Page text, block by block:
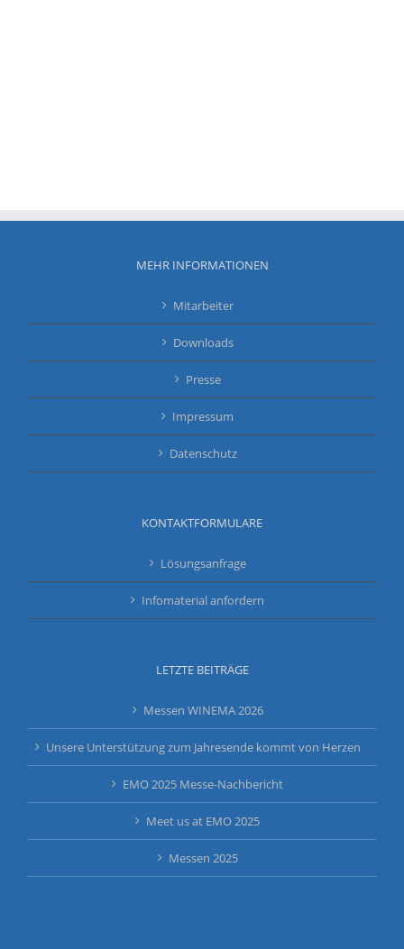
MEHR INFORMATIONEN
Mitarbeiter
Downloads
Presse
Impressum
Datenschutz
KONTAKTFORMULARE
Lösungsanfrage
Infomaterial anfordern
LETZTE BEITRÄGE
Messen WINEMA 2026
Unsere Unterstützung zum Jahresende kommt von Herzen
EMO 2025 Messe-Nachbericht
Meet us at EMO 2025
Messen 2025